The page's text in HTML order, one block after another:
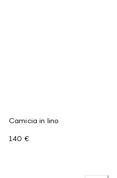
Camicia in lino
140 €